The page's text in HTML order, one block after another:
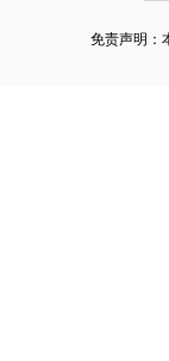
免责声明：